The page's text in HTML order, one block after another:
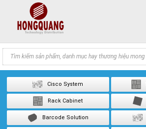
Products
search
Cisco System
Rack Cabinet
Barcode Solution